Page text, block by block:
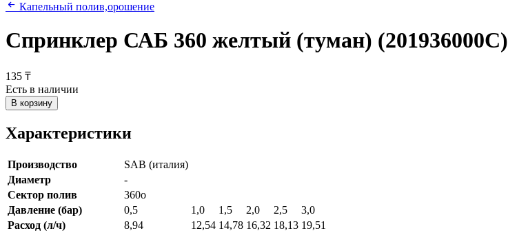
Капельный полив,орошение
Спринклер САБ 360 желтый (туман) (201936000C)
135 ₸
Есть в наличии
В корзину
Характеристики
Производство
SAB (италия)
Диаметр
-
Сектор полив
360o
Давление (бар)
0,5 1,0 1,5 2,0 2,5
3,0
Расход (л/ч)
8,94 12,54 14,78 16,32 18,13 19,51